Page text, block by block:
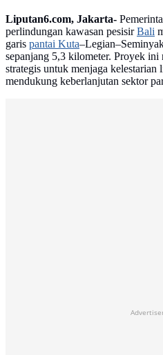
Liputan6.com, Jakarta-
perlindungan kawasan pesisirBali
garis pantai Kuta
sepanjang 5,3 kilometer. Proyek ini
strategis untuk menjaga kelestarian
mendukung keberlanjutan sektor